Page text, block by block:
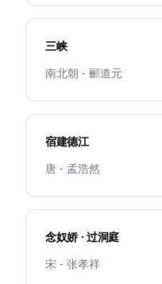
三峡
南北朝 - 郦道元
宿建德江
唐 - 孟浩然
念奴娇 · 过洞庭
宋 - 张孝祥